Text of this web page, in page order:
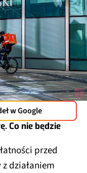
w Google
Co nie będzie
przed
działaniem